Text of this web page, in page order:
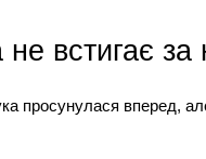
не встигає
просунулася вперед,